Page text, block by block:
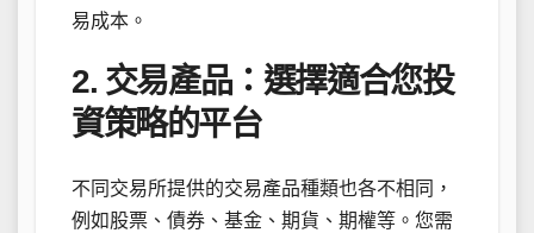
易成本。
2. 交易產品：選擇適合您投
資策略的平台
不同交易所提供的交易產品種類也各不相同，
例如股票、債券、基金、期貨、期權等。您需